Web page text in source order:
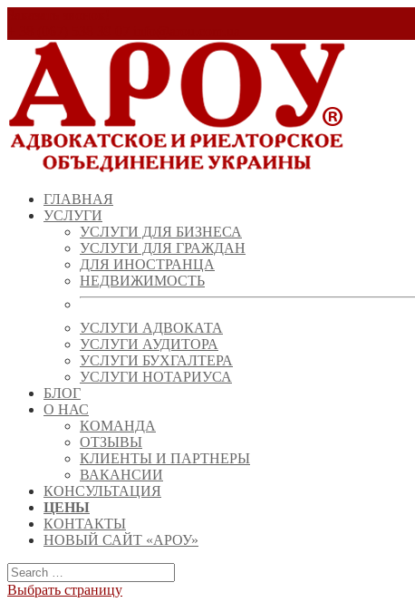
ГЛАВНАЯ
УСЛУГИ
УСЛУГИ ДЛЯ БИЗНЕСА
УСЛУГИ ДЛЯ ГРАЖДАН
ДЛЯ ИНОСТРАНЦА
НЕДВИЖИМОСТЬ
УСЛУГИ АДВОКАТА
УСЛУГИ АУДИТОРА
УСЛУГИ БУХГАЛТЕРА
УСЛУГИ НОТАРИУСА
БЛОГ
О НАС
КОМАНДА
ОТЗЫВЫ
КЛИЕНТЫ И ПАРТНЕРЫ
ВАКАНСИИ
КОНСУЛЬТАЦИЯ
ЦЕНЫ
КОНТАКТЫ
НОВЫЙ САЙТ «АРОУ»
Выбрать страницу